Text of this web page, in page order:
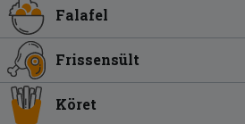
Falafel
Frissensült
Köret